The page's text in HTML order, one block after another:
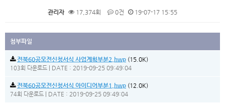
관리자 17,374회 0건 19-07-17 15:55
첨부파일
전북60공모전신청서식 사업계획부분2.hwp (15.0K)
103회 다운로드 DATE : 2019-09-25 09:49:04
전북60공모전신청서식 아이디어부분1.hwp (12.0K)
74회 다운로드 DATE : 2019-09-25 09:49:04